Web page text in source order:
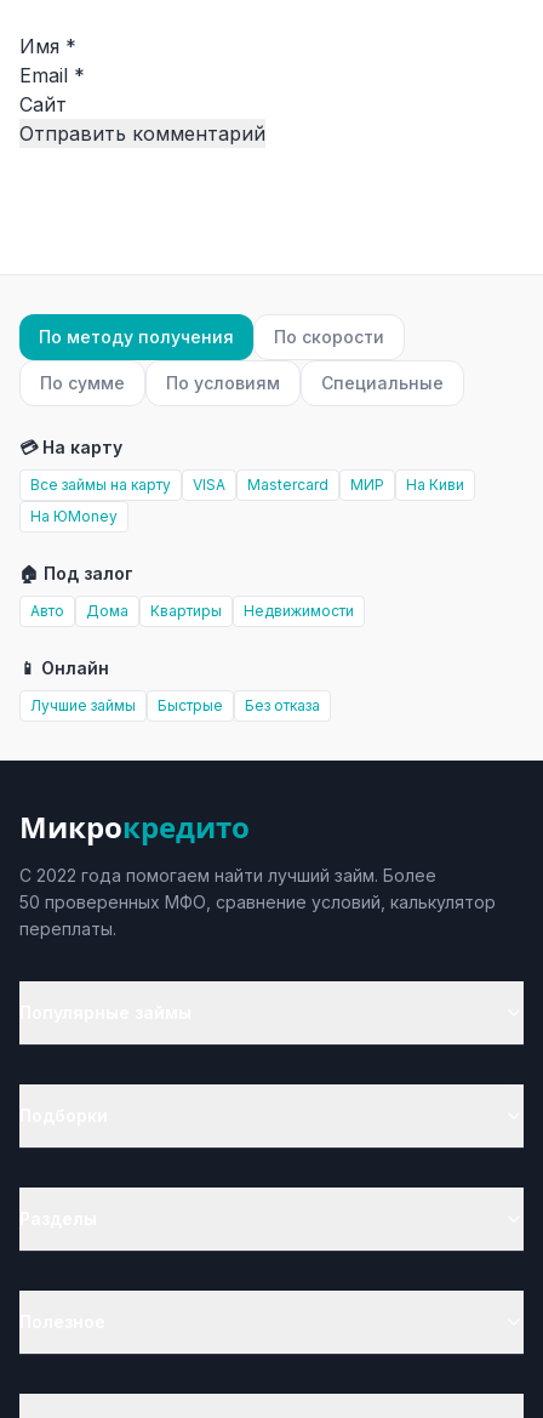
Имя *
Email *
Сайт
По методу получения По скорости
По сумме По условиям Специальные
💳 На карту
Все займы на карту VISA Mastercard МИР
На Киви
На ЮMoney
🏠 Под залог
Авто Дома Квартиры Недвижимости
📱 Онлайн
Лучшие займы Быстрые Без отказа
Микрокредито
С 2022 года помогаем найти лучший займ. Более
50 проверенных МФО, сравнение условий, калькулятор
переплаты.